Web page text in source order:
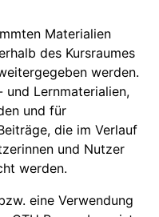
Materialien
des Kursraumes
werden.
und Lernmaterialien,
und für
die im Verlauf
und Nutzer
werden.
eine Verwendung